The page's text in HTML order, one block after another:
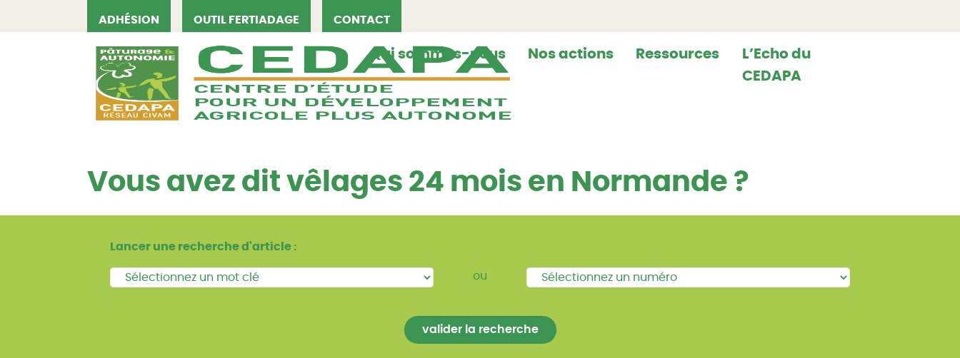
ADHÉSION OUTIL FERTIADAGE CONTACT
CEDAPA Qui sommes-nous Nos actions Ressources
L’Echo du
CEDAPA
Vous avez dit vêlages 24 mois en Normande ?
Lancer une recherche d'article :
ou